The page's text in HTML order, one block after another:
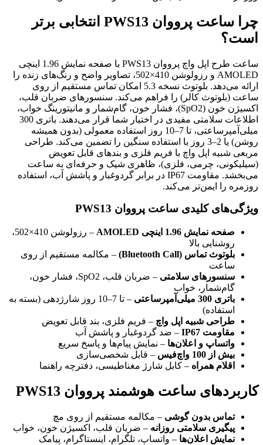
چرا ساعت پرووان PWS13 انتخابی برتر
است؟
ساعت طرح اپل واچ پرووان PWS13 با صفحه نمایش 1.96 اینچی
AMOLED و رزولوشن 410×502، تصاویر واضح و رنگ‌های زنده را
ارائه می‌دهد. بلوتوث نسخه 5.3 امکان تماس مستقیم از روی
ساعت (بلوتوث کالر) را فراهم می‌کند. سنسورهای ضربان قلب،
اکسیژن خون (SpO2)، فشار خون، گام‌شمار و مانیتورینگ خواب،
اطلاعات سلامتی مفیدی در اختیار شما قرار می‌دهند. باتری 300
میلی‌آمپرساعتی، تا 7–10 روز استفاده معمولی (بدون همیشه
روشن) یا 2–3 روز با استفاده سنگین را تضمین می‌کند. طراحی
مربعی شبیه اپل واچ با فریم فلزی و بندهای قابل تعویض
(سیلیکونی، چرمی، فلزی)، ظاهری شیک و حرفه‌ای به ساعت
می‌بخشد. مقاومت IP67 در برابر گردوغبار و پاشش آب، استفاده
روزمره را ایمن‌تر می‌کند.
ویژگی‌های کلیدی ساعت پرووان PWS13
صفحه نمایش 1.96 اینچی AMOLED
– رزولوشن 410×502،
روشنایی بالا
بلوتوث تماس (Bluetooth Call)
– مکالمه مستقیم از روی
ساعت
سنسورهای سلامتی
– ضربان قلب، SpO2، فشار خون،
گام‌شمار، خواب
باتری 300 میلی‌آمپرساعتی
– تا 7–10 روز شارژدهی (بسته به
استفاده)
طراحی شبیه اپل واچ – فریم فلزی، بند قابل تعویض
مقاومت IP67
– ضد گردوغبار و پاشش آب
واتساپ و اعلان‌ها – نمایش پیام‌ها و پاسخ سریع
بیش از 100 واچ‌فیس
– قابل شخصی‌سازی
اقلام همراه – کابل شارژ مغناطیسی، دفترچه راهنما
کاربردهای ساعت هوشمند پرووان PWS13
تماس بدون گوشی – مکالمه مستقیم از روی مچ
پیگیری سلامتی روزانه – ضربان قلب، اکسیژن خون، خواب
نمایش اعلان‌ها – واتساپ، تلگرام، اینستاگرام، پیامک